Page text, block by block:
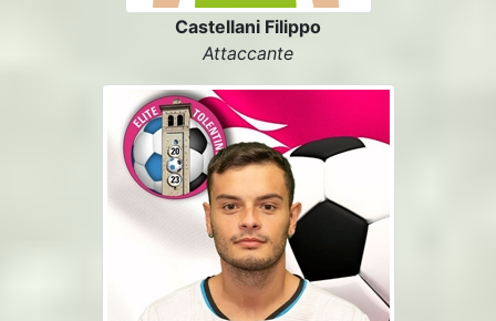
Castellani Filippo
Attaccante